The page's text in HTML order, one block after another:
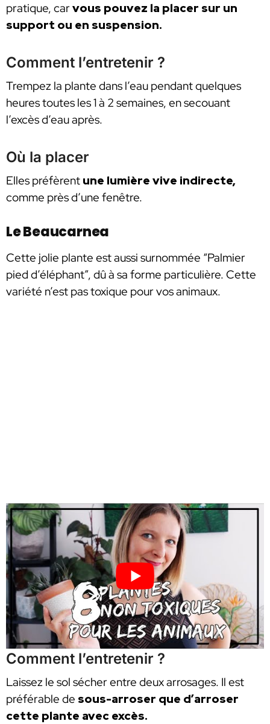
pratique, carvous pouvez la placer sur un
support ou en suspension.
Comment l’entretenir ?
Trempez la plante dans l’eau pendant quelques
heures toutes les 1 à 2 semaines, en secouant
l’excès d’eau après.
Où la placer
Elles préfèrent une lumière vive indirecte,
comme près d’une fenêtre.
Le Beaucarnea
Cette jolie plante est aussi surnommée “Palmier
pied d’éléphant”, dû à sa forme particulière. Cette
variété n’est pas toxique pour vos animaux.
Comment l’entretenir ?
Laissez le sol sécher entre deux arrosages. Il est
préférable de sous-arroser que d’arroser
cette plante avec excès.